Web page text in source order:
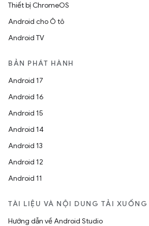
Thiết bị ChromeOS
Android cho Ô tô
Android TV
BẢN PHÁT HÀNH
Android 17
Android 16
Android 15
Android 14
Android 13
Android 12
Android 11
TÀI LIỆU VÀ NỘI DUNG TẢI XUỐNG
Hướng dẫn về Android Studio